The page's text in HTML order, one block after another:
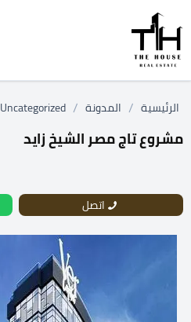
الرئيسية / المدونة /
Uncategorized
مشروع تاج مصر الشيخ زايد
اتصل